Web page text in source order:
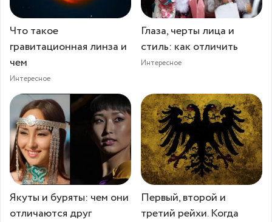
Что такое
гравитационная линза и
чем
Интересное
Глаза, черты лица и
стиль: как отличить
Интересное
Якуты и буряты: чем они
отличаются друг
Первый, второй и
третий рейхи. Когда